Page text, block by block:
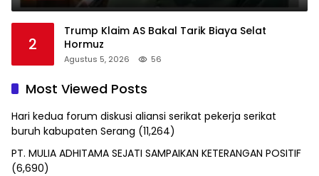
2
Trump Klaim AS Bakal Tarik Biaya Selat
Hormuz
Agustus 5, 2026 56
Most Viewed Posts
Hari kedua forum diskusi aliansi serikat pekerja serikat
buruh kabupaten Serang (11,264)
PT. MULIA ADHITAMA SEJATI SAMPAIKAN KETERANGAN POSITIF
(6,690)